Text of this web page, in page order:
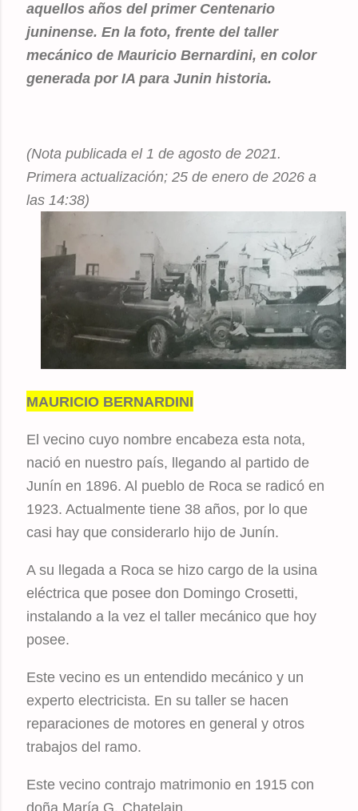
aquellos años del primer Centenario
juninense. En la foto, frente del taller
mecánico de Mauricio Bernardini, en color
generada por IA para Junin historia.
(Nota publicada el 1 de agosto de 2021.
Primera actualización; 25 de enero de 2026 a
las 14:38)
MAURICIO BERNARDINI
El vecino cuyo nombre encabeza esta nota,
nació en nuestro país, llegando al partido de
Junín en 1896. Al pueblo de Roca se radicó en
1923. Actualmente tiene 38 años, por lo que
casi hay que considerarlo hijo de Junín.
A su llegada a Roca se hizo cargo de la usina
eléctrica que posee don Domingo Crosetti,
instalando a la vez el taller mecánico que hoy
posee.
Este vecino es un entendido mecánico y un
experto electricista. En su taller se hacen
reparaciones de motores en general y otros
trabajos del ramo.
Este vecino contrajo matrimonio en 1915 con
doña María G. Chatelain.